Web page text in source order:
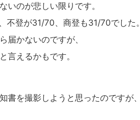
いのが悲しい限りです。
不登が31/70、商登も31/70でした。
届かないのですが、
言えるかもです。
書を撮影しようと思ったのですが、